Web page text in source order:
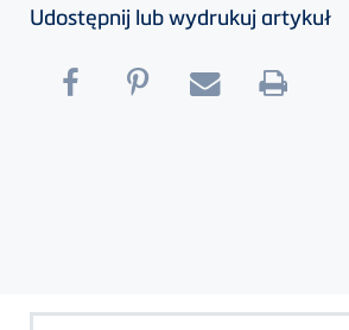
Udostępnij lub wydrukuj artykuł